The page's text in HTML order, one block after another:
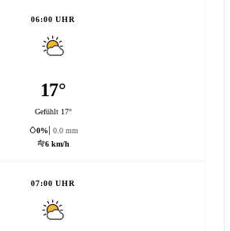
06:00 UHR
17°
Gefühlt 17°
0%
0.0 mm
6 km/h
07:00 UHR